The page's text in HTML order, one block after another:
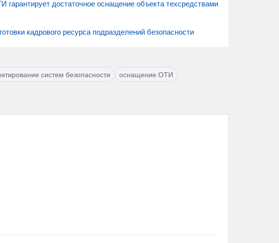
гарантирует достаточное оснащение объекта техсредствами
кадрового ресурса подразделений безопасности
систем безопасности
оснащение ОТИ